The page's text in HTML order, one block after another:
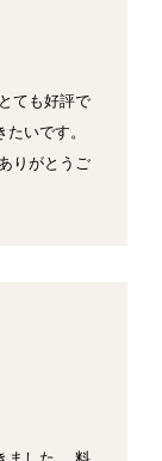
ても好評で
いです。
りがとうご